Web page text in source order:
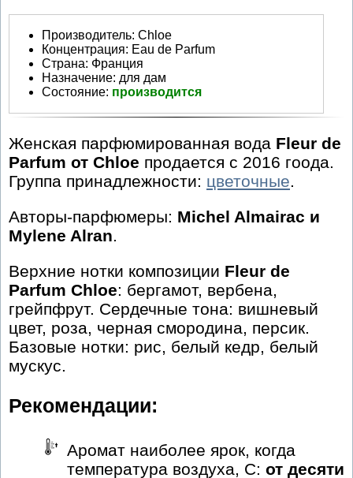
Производитель: Chloe
Концентрация: Eau de Parfum
Страна: Франция
Назначение: для дам
Состояние: производится
Женская парфюмированная вода Fleur de
Parfum от Chloe продается с 2016 гоода.
Группа принадлежности: цветочные.
Авторы-парфюмеры: Michel Almairac и
Mylene Alran.
Верхние нотки композиции Fleur de
Parfum Chloe: бергамот, вербена,
грейпфрут. Сердечные тона: вишневый
цвет, роза, черная смородина, персик.
Базовые нотки: рис, белый кедр, белый
мускус.
Рекомендации:
Аромат наиболее ярок, когда
температура воздуха, С: от десяти